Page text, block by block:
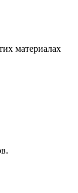
материалах